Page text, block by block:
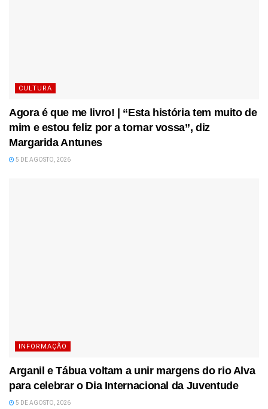
CULTURA
Agora é que me livro! | “Esta história tem muito de
mim e estou feliz por a tornar vossa”, diz
Margarida Antunes
5 DE AGOSTO, 2026
INFORMAÇÃO
Arganil e Tábua voltam a unir margens do rio Alva
para celebrar o Dia Internacional da Juventude
5 DE AGOSTO, 2026